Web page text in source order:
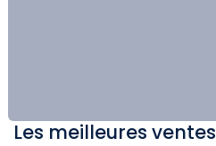
Les meilleures ventes